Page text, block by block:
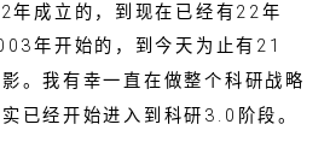
年成立的，到现在已经有22年
年开始的，到今天为止有21
。我有幸一直在做整个科研战略
已经开始进入到科研3.0阶段。